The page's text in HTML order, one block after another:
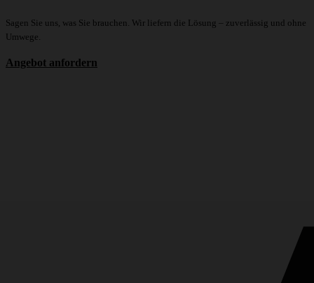
Sagen Sie uns, was Sie brauchen. Wir liefern die Lösung – zuverlässig und ohne
Umwege.
Angebot anfordern